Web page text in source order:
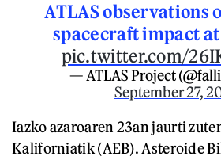
ATLAS observations
spacecraft impact
pic.twitter.com/
— ATLAS Project
September 27,
Iazko azaroaren 23an jaurti
Kaliforniatik (AEB). Asteroide